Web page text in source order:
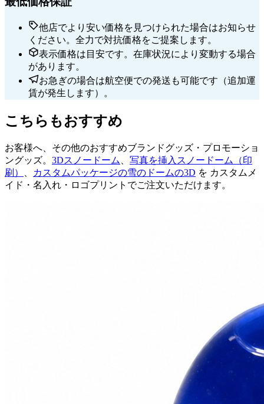
他店でより安い価格を見つけられた場合はお知らせ
ください。全力で対抗価格をご提案します。
表示価格は目安です。在庫状況により変動する場合
があります。
お急ぎの場合は航空便での発送も可能です（追加運
賃が発生します）。
こちらもおすすめ
お客様へ、その他のおすすめブランドグッズ・プロモーショ
ングッズ。 3Dスノードーム
写真を挿入スノードーム（印
刷）
カスタムパッケージの雪のドームの3D を カスタムメ
イド・名入れ・ロゴプリントでご注文いただけます。